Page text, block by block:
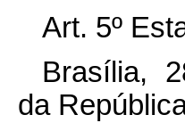
Art. 5º
Brasília,
da